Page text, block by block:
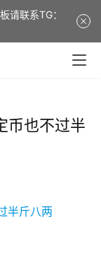
币也不过半
请联系TG：
year-old